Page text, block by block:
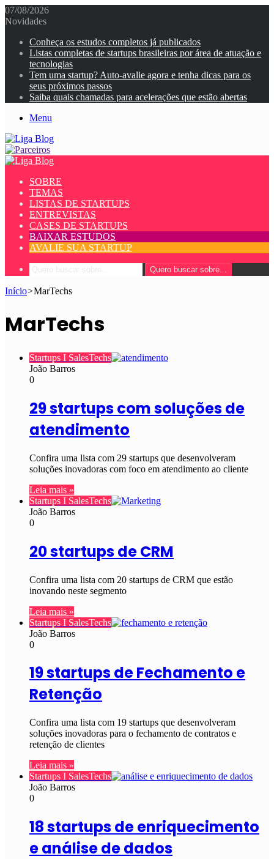
07/08/2026
Novidades
Conheça os estudos completos já publicados
Listas completas de startups brasileiras por área de atuação e
tecnologias
Tem uma startup? Auto-avalie agora e tenha dicas para os
seus próximos passos
Saiba quais chamadas para acelerações que estão abertas
Menu
SOBRE
TEMAS
LISTAS DE STARTUPS
ENTREVISTAS
CASES DE STARTUPS
BAIXAR ESTUDOS
AVALIE SUA STARTUP
Quero buscar sobre...
Início>MarTechs
MarTechs
Startups I SalesTechs
João Barros
0
29 startups com soluções de
atendimento
Confira uma lista com 29 startups que desenvolveram
soluções inovadoras com foco em atendimento ao cliente
Leia mais »
Startups I SalesTechs
João Barros
0
20 startups de CRM
Confira uma lista com 20 startups de CRM que estão
inovando neste segmento
Leia mais »
Startups I SalesTechs
João Barros
0
19 startups de Fechamento e
Retenção
Confira uma lista com 19 startups que desenvolveram
soluções inovadoras para o fechamento de contratos e
retenção de clientes
Leia mais »
Startups I SalesTechs
João Barros
0
18 startups de enriquecimento
e análise de dados